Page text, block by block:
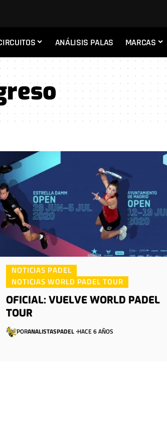
ANÁLISIS PALAS MARCAS
NOTICIAS PADEL
NOTICIAS WORLD PADEL TOUR
OFICIAL: VUELVE WORLD PADEL
TOUR
PORANALISTASPADEL HACE 6 AÑOS